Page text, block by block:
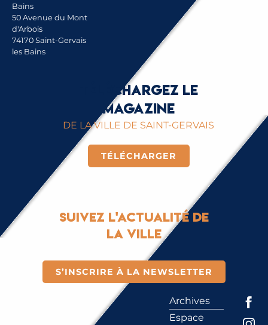
Bains
50 Avenue du Mont
d'Arbois
74170 Saint-Gervais
les Bains
Téléchargez le
magazine
DE LA VILLE DE SAINT-GERVAIS
TÉLÉCHARGER
Suivez l'actualité de
la ville
S’INSCRIRE À LA NEWSLETTER
Archives
Espace